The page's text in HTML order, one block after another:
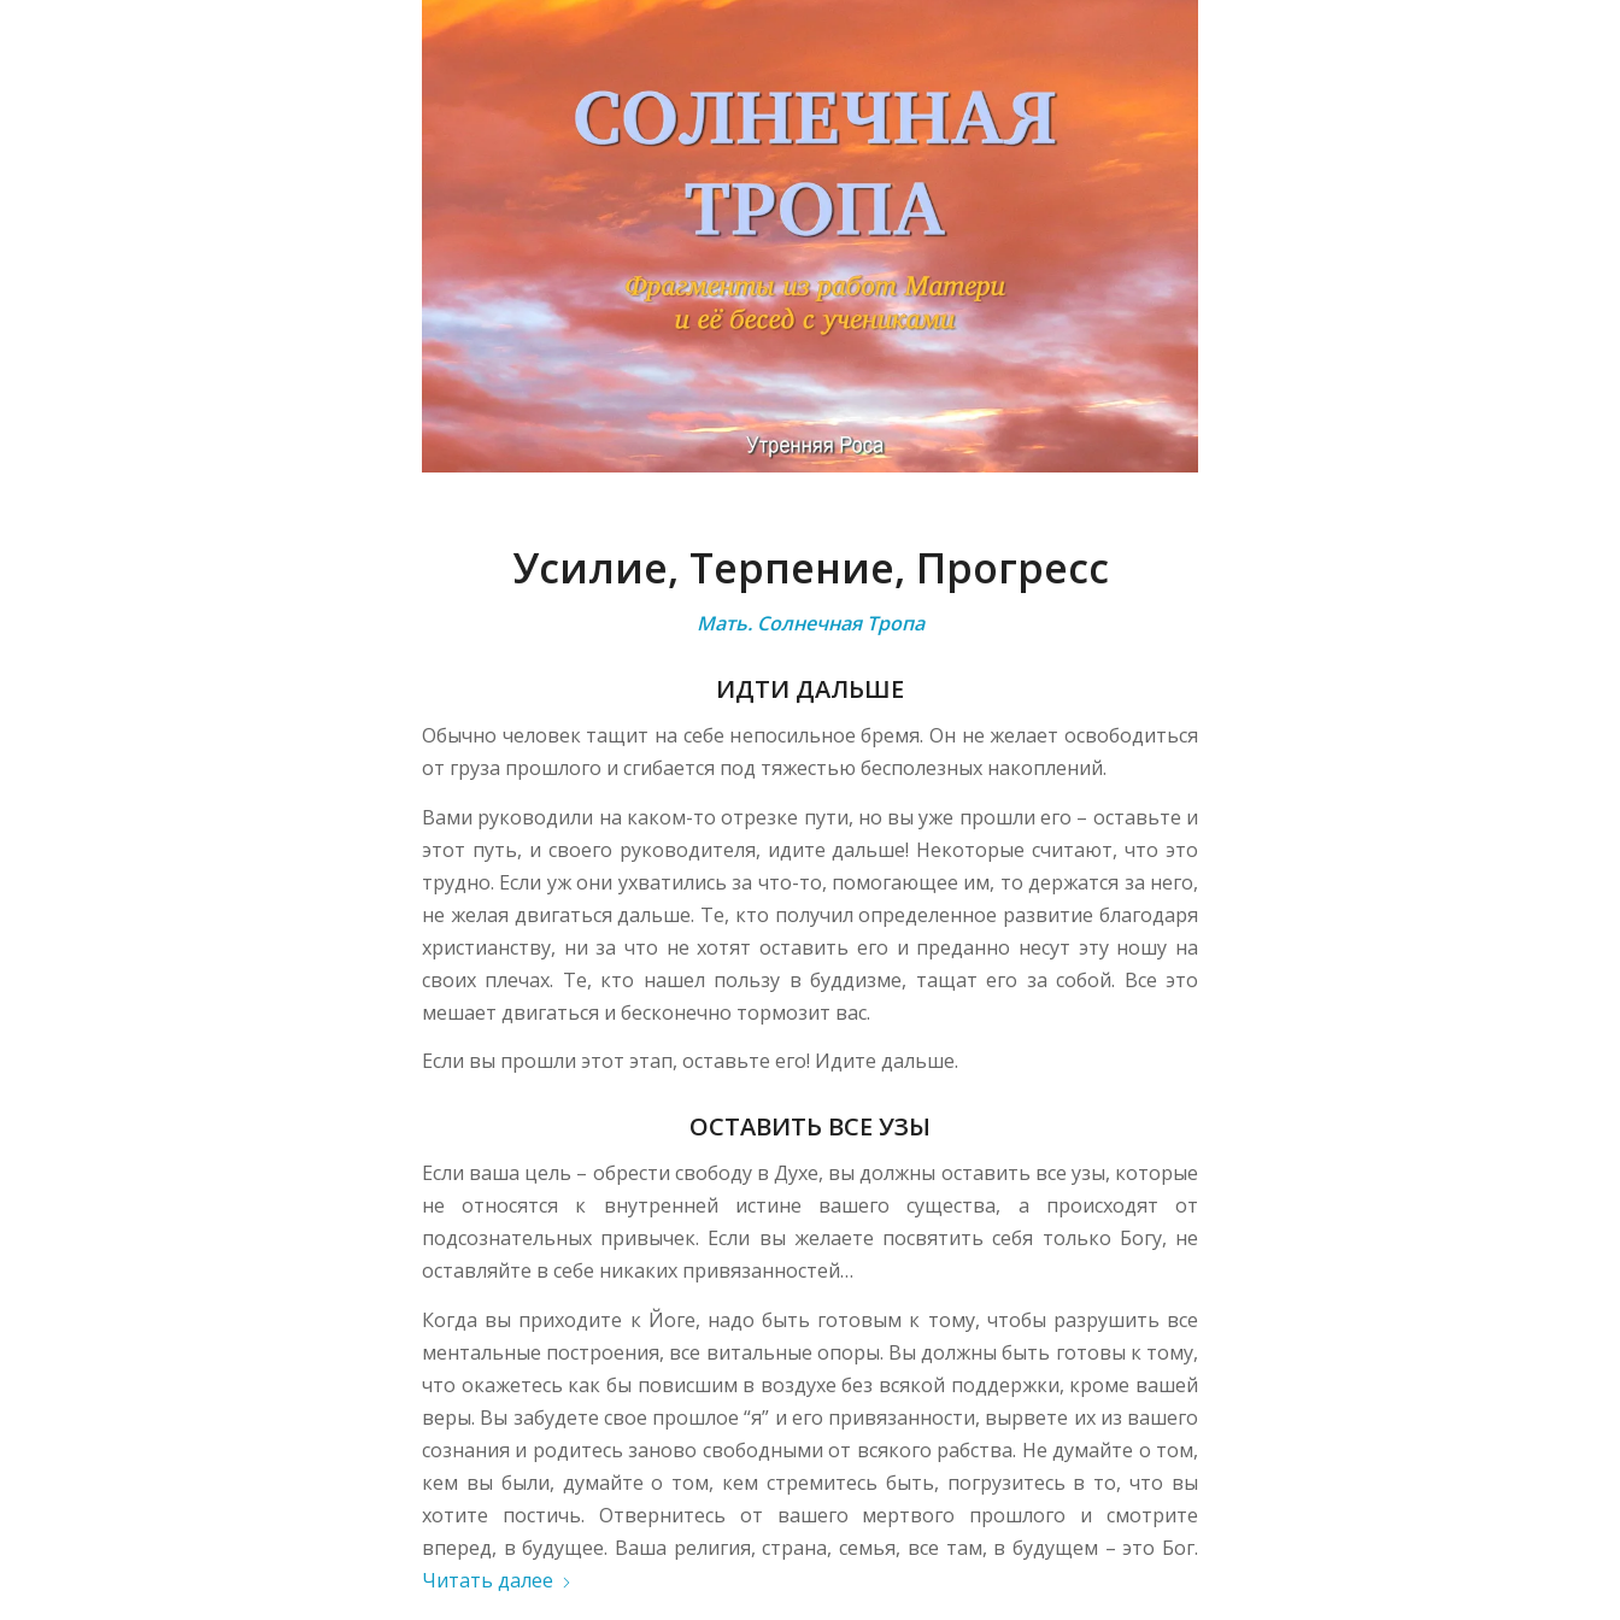
Усилие, Терпение, Прогресс
Мать. Солнечная Тропа
ИДТИ ДАЛЬШЕ
Обычно человек тащит на себе непосильное бремя. Он не желает освободиться
от груза прошлого и сгибается под тяжестью бесполезных накоплений.
Вами руководили на каком-то отрезке пути, но вы уже прошли его – оставьте и
этот путь, и своего руководителя, идите дальше! Некоторые считают, что это
трудно. Если уж они ухватились за что-то, помогающее им, то держатся за него,
не желая двигаться дальше. Те, кто получил определенное развитие благодаря
христианству, ни за что не хотят оставить его и преданно несут эту ношу на
своих плечах. Те, кто нашел пользу в буддизме, тащат его за собой. Все это
мешает двигаться и бесконечно тормозит вас.
Если вы прошли этот этап, оставьте его! Идите дальше.
ОСТАВИТЬ ВСЕ УЗЫ
Если ваша цель – обрести свободу в Духе, вы должны оставить все узы, которые
не относятся к внутренней истине вашего существа, а происходят от
подсознательных привычек. Если вы желаете посвятить себя только Богу, не
оставляйте в себе никаких привязанностей…
Когда вы приходите к Йоге, надо быть готовым к тому, чтобы разрушить все
ментальные построения, все витальные опоры. Вы должны быть готовы к тому,
что окажетесь как бы повисшим в воздухе без всякой поддержки, кроме вашей
веры. Вы забудете свое прошлое “я” и его привязанности, вырвете их из вашего
сознания и родитесь заново свободными от всякого рабства. Не думайте о том,
кем вы были, думайте о том, кем стремитесь быть, погрузитесь в то, что вы
хотите постичь. Отвернитесь от вашего мертвого прошлого и смотрите
вперед, в будущее. Ваша религия, страна, семья, все там, в будущем – это Бог.
Читать далее